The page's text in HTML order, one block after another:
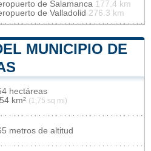
de Salamanca 177.4 km
de Valladolid 276.3 km
MUNICIPIO DE
hectáreas
km² (1,75 sq mi)
metros de altitud